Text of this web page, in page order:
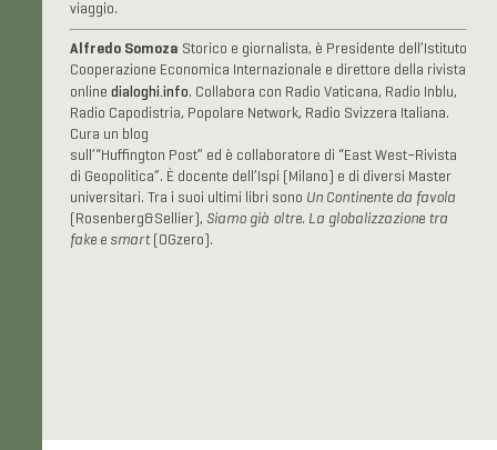
viaggio.
Alfredo Somoza Storico e giornalista, è Presidente dell’Istituto
Cooperazione Economica Internazionale e direttore della rivista
online dialoghi.info. Collabora con Radio Vaticana, Radio Inblu,
Radio Capodistria, Popolare Network, Radio Svizzera Italiana.
Cura un blog
sull’“Huffington Post” ed è collaboratore di “East West–Rivista
di Geopolitica”. È docente dell’Ispi (Milano) e di diversi Master
universitari. Tra i suoi ultimi libri sono Un Continente da favola
(Rosenberg&Sellier), Siamo già oltre. La globalizzazione tra
fake e smart(OGzero).